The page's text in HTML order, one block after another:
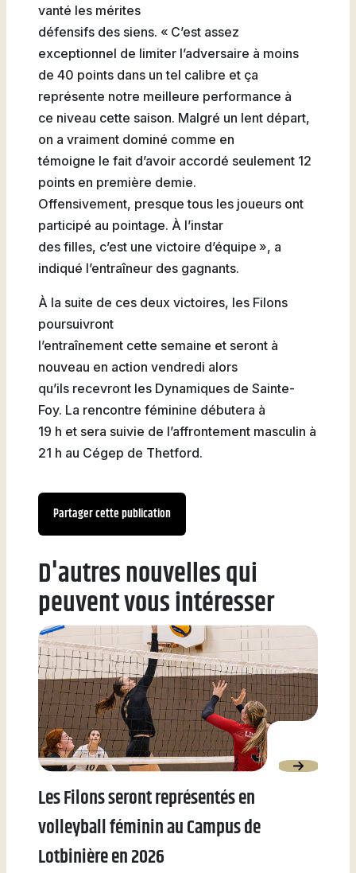
vanté les mérites
défensifs des siens. « C’est assez
exceptionnel de limiter l’adversaire à moins
de 40 points dans un tel calibre et ça
représente notre meilleure performance à
ce niveau cette saison. Malgré un lent départ,
on a vraiment dominé comme en
témoigne le fait d’avoir accordé seulement 12
points en première demie.
Offensivement, presque tous les joueurs ont
participé au pointage. À l’instar
des filles, c’est une victoire d’équipe », a
indiqué l’entraîneur des gagnants.
À la suite de ces deux victoires, les Filons
poursuivront
l’entraînement cette semaine et seront à
nouveau en action vendredi alors
qu’ils recevront les Dynamiques de Sainte-
Foy. La rencontre féminine débutera à
19 h et sera suivie de l’affrontement masculin à
21 h au Cégep de Thetford.
Partager cette publication
D'autres nouvelles qui
peuvent vous intéresser
Les Filons seront représentés en
volleyball féminin au Campus de
Lotbinière en 2026